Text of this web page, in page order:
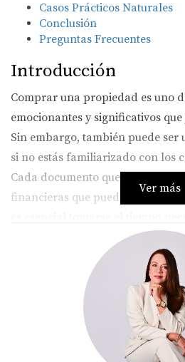
Casos Prácticos Naturales
Conclusión
Preguntas Frecuentes
Introducción
Comprar una propiedad es uno
emocionantes y significativos
Sin embargo, también puede
si no estás familiarizado con los
Cada documento que firmes
financieras que pueden
cada contrato y entender su
gran paso. A lo largo de este
contratos más importantes que
cada uno impacta tu experiencia
Contratos
una Propiedad
Ver más